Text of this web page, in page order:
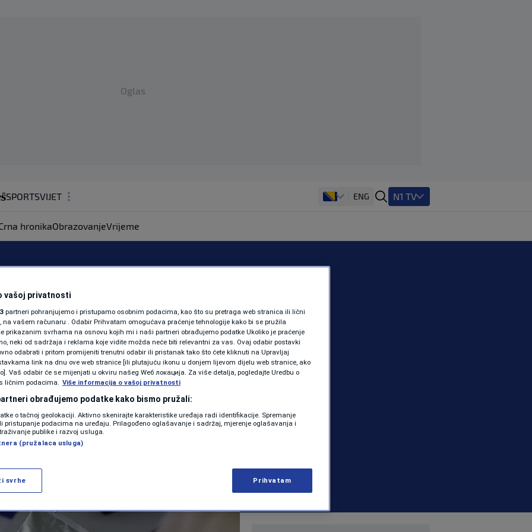
Oglas
SPORTSVIJET
ZDRAVLJE
SHOWBIZ
PODCAST
N1 SPECIJAL
FENOMENI
NEISTRAŽENO
VIRALNO
VIDEO
ENG N1 TV
hronikaObrazovanjeVrijeme
će biti
bolnica za
o drogi, imat će
VIJESTI | komentara
Više
vašoj privatnosti
partneri pohranjujemo i pristupamo osobnim podacima, kao što su pretraga web stranica ili lični
na vašem računaru . Odabir Prihvatam omogućava praćenje tehnologije kako bi se pružila
prikazanim svrhama na osnovu kojih mi i naši partneri obrađujemo podatke Ukoliko je praćenje
neki od sadržaja i reklama koje vidite možda neće biti relevantni za vas. Ovaj odabir postavki
odabrati i pritom promijeniti trenutni odabir ili pristanak tako što ćete kliknuti na Upravljaj
link na dnu ove web stranice [ili plutajuću ikonu u donjem lijevom dijelu web stranice, ako
Vaš odabir će se mijenjati u okviru našeg Wеб локација. Za više detalja, pogledajte Uredbu o
ličnim podacima. Više informacija o vašoj privatnosti
obrađujemo podatke kako bismo pružali:
o tačnoj geolokaciji. Aktivno skenirajte karakteristike uređaja radi identifikacije. Spremanje
pristupanje podacima na uređaju. Prilagođeno oglašavanje i sadržaj, mjerenje oglašavanja i
publike i razvoj usluga.
(pružalaca usluga)
svrhe Prihvatam